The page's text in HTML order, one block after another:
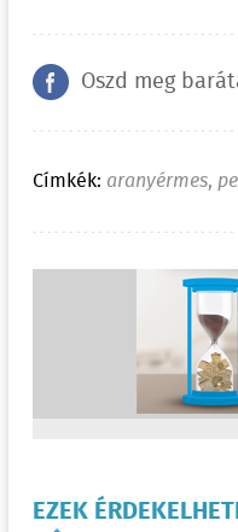
Oszd meg
Címkék: aranyérmes,
EZEK